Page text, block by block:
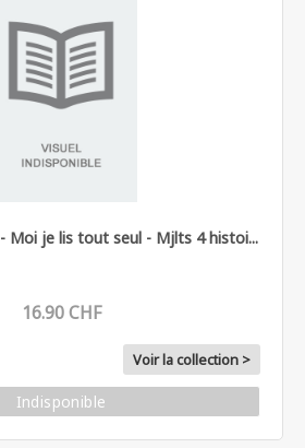
Moi je lis tout seul - Mjlts 4 histoi...
16.90 CHF
Voir la collection >
Indisponible